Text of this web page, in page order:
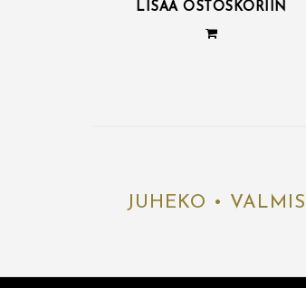
LISÄÄ OSTOSKORIIN
JUHEKO •